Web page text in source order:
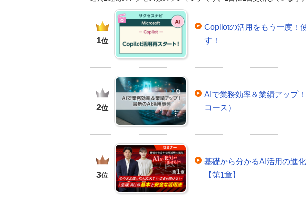
1位
Copilotの活用をもう一度！
す！
2位
AIで業務効率＆業績アップ
コース）
3位
基礎から分かるAI活用の進
【第1章】